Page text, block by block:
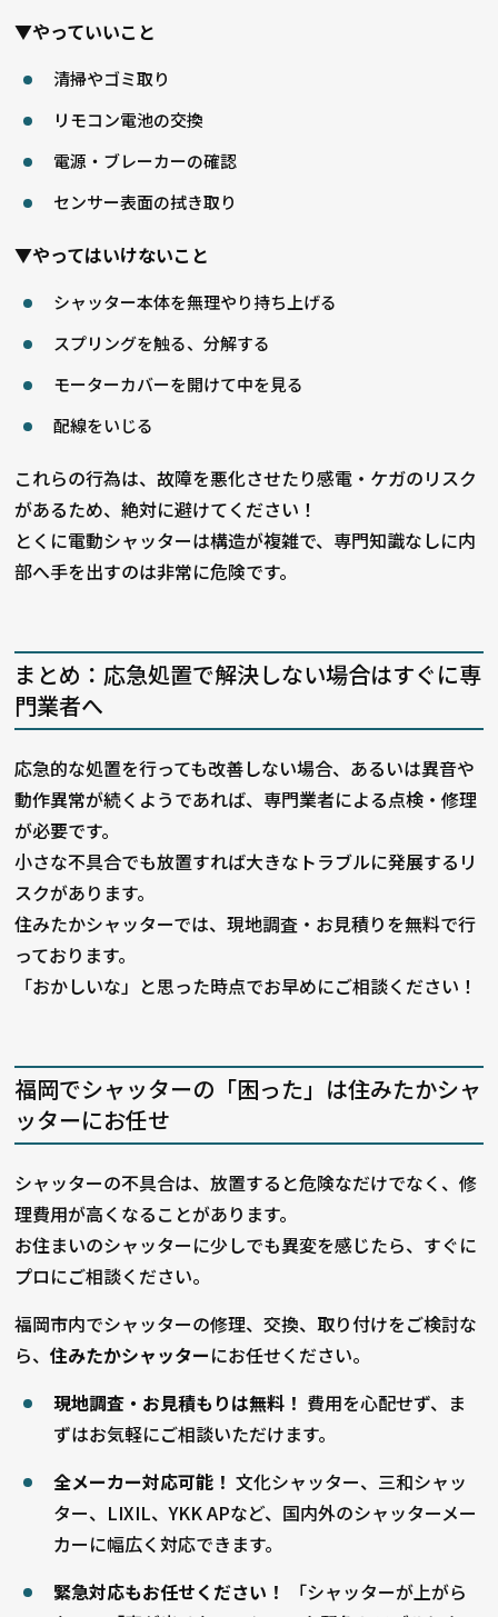
▼やっていいこと
清掃やゴミ取り
リモコン電池の交換
電源・ブレーカーの確認
センサー表面の拭き取り
▼やってはいけないこと
シャッター本体を無理やり持ち上げる
スプリングを触る、分解する
モーターカバーを開けて中を見る
配線をいじる
これらの行為は、故障を悪化させたり感電・ケガのリスク
があるため、絶対に避けてください！
とくに電動シャッターは構造が複雑で、専門知識なしに内
部へ手を出すのは非常に危険です。
まとめ：応急処置で解決しない場合はすぐに専
門業者へ
応急的な処置を行っても改善しない場合、あるいは異音や
動作異常が続くようであれば、専門業者による点検・修理
が必要です。
小さな不具合でも放置すれば大きなトラブルに発展するリ
スクがあります。
住みたかシャッターでは、現地調査・お見積りを無料で行
っております。
「おかしいな」と思った時点でお早めにご相談ください！
福岡でシャッターの「困った」は住みたかシャ
ッターにお任せ
シャッターの不具合は、放置すると危険なだけでなく、修
理費用が高くなることがあります。
お住まいのシャッターに少しでも異変を感じたら、すぐに
プロにご相談ください。
福岡市内でシャッターの修理、交換、取り付けをご検討な
ら、住みたかシャッターにお任せください。
現地調査・お見積もりは無料！ 費用を心配せず、ま
ずはお気軽にご相談いただけます。
全メーカー対応可能！ 文化シャッター、三和シャッ
ター、LIXIL、YKK APなど、国内外のシャッターメー
カーに幅広く対応できます。
緊急対応もお任せください！
「シャッターが上がら